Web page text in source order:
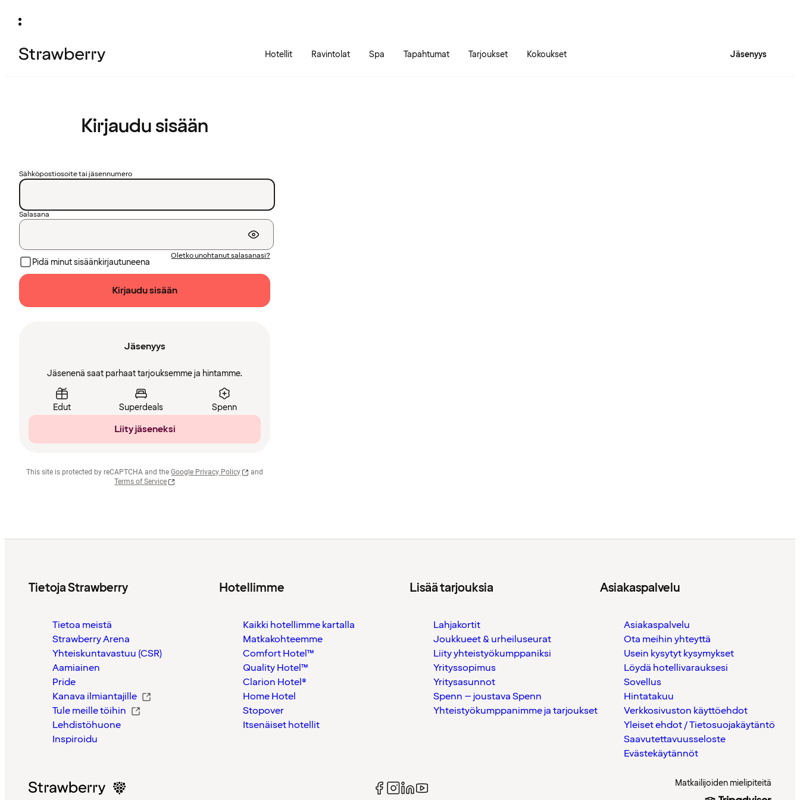
Hotellit Ravintolat Spa Tapahtumat Tarjoukset Kokoukset Jäsenyys
Kirjaudu sisään
Sähköpostiosoite tai jäsennumero
Salasana
Pidä minut sisäänkirjautuneena
Oletko unohtanut salasanasi?
Kirjaudu sisään
Jäsenyys
Jäsenenä saat parhaat tarjouksemme ja hintamme.
Edut Superdeals Spenn
Liity jäseneksi
This site is protected by reCAPTCHA and the Google Privacy Policy
and
Terms of Service
Tietoja Strawberry
Tietoa meistä
Strawberry Arena
Yhteiskuntavastuu (CSR)
Aamiainen
Pride
Kanava ilmiantajille
Tule meille töihin
Lehdistöhuone
Inspiroidu
Hotellimme
Kaikki hotellimme kartalla
Matkakohteemme
Comfort Hotel™
Quality Hotel™
Clarion Hotel®
Home Hotel
Stopover
Itsenäiset hotellit
Lisää tarjouksia
Lahjakortit
Joukkueet & urheiluseurat
Liity yhteistyökumppaniksi
Yrityssopimus
Yritysasunnot
Spenn – joustava Spenn
Yhteistyökumppanimme ja tarjoukset
Asiakaspalvelu
Asiakaspalvelu
Ota meihin yhteyttä
Usein kysytyt kysymykset
Löydä hotellivarauksesi
Sovellus
Hintatakuu
Verkkosivuston käyttöehdot
Yleiset ehdot / Tietosuojakäytäntö
Saavutettavuusseloste
Evästekäytännöt
Matkailijoiden mielipiteitä